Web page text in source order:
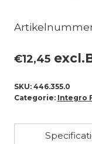
€12,45
SKU: 446.355.0
Categorie: Integro